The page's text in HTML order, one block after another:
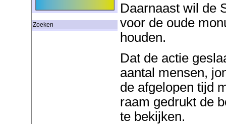
Zoeken
Daarnaast wil de
voor de oude
houden.
Dat de actie
aantal mensen,
de afgelopen tijd
raam gedrukt de
te bekijken.